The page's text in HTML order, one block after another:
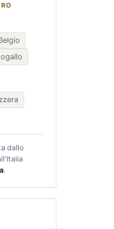
dallo
.